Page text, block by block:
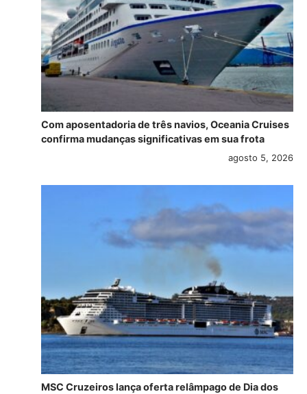
Com aposentadoria de três navios, Oceania Cruises
confirma mudanças significativas em sua frota
agosto 5, 2026
MSC Cruzeiros lança oferta relâmpago de Dia dos